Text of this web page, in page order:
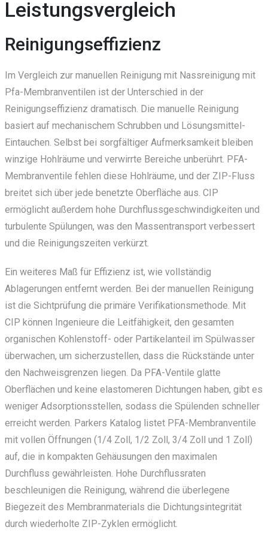
Leistungsvergleich
Reinigungseffizienz
Im Vergleich zur manuellen Reinigung mit Nassreinigung mit
Pfa-Membranventilen ist der Unterschied in der
Reinigungseffizienz dramatisch. Die manuelle Reinigung
basiert auf mechanischem Schrubben und Lösungsmittel-
Eintauchen. Selbst bei sorgfältiger Aufmerksamkeit bleiben
winzige Hohlräume und verwirrte Bereiche unberührt. PFA-
Membranventile fehlen diese Hohlräume, und der ZIP-Fluss
breitet sich über jede benetzte Oberfläche aus. CIP
ermöglicht außerdem hohe Durchflussgeschwindigkeiten und
turbulente Spülungen, was den Massentransport verbessert
und die Reinigungszeiten verkürzt.
Ein weiteres Maß für Effizienz ist, wie vollständig
Ablagerungen entfernt werden. Bei der manuellen Reinigung
ist die Sichtprüfung die primäre Verifikationsmethode. Mit
CIP können Ingenieure die Leitfähigkeit, den gesamten
organischen Kohlenstoff- oder Partikelanteil im Spülwasser
überwachen, um sicherzustellen, dass die Rückstände unter
den Nachweisgrenzen liegen. Da PFA-Ventile glatte
Oberflächen und keine elastomeren Dichtungen haben, gibt es
weniger Adsorptionsstellen, sodass die Spülenden schneller
erreicht werden. Parkers Katalog listet PFA-Membranventile
mit vollen Öffnungen (1/4 Zoll, 1/2 Zoll, 3/4 Zoll und 1 Zoll)
auf, die in kompakten Gehäusungen den maximalen
Durchfluss gewährleisten. Hohe Durchflussraten
beschleunigen die Reinigung, während die überlegene
Biegezeit des Membranmaterials die Dichtungsintegrität
durch wiederholte ZIP-Zyklen ermöglicht.